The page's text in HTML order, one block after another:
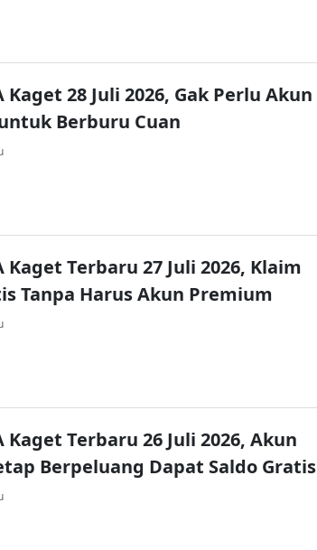
Kaget 28 Juli 2026, Gak Perlu Akun
Berburu Cuan
Kaget Terbaru 27 Juli 2026, Klaim
Tanpa Harus Akun Premium
Kaget Terbaru 26 Juli 2026, Akun
Berpeluang Dapat Saldo Gratis